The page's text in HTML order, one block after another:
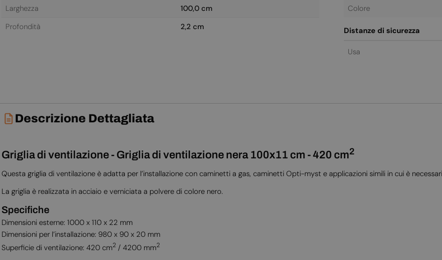
Larghezza
100,0 cm
Profondità
2,2 cm
Colore
Distanze di sicurezza
Usa
Descrizione Dettagliata
Griglia di ventilazione - Griglia di ventilazione nera 100x11 cm - 420 cm2
Questa griglia di ventilazione è adatta per l’installazione con caminetti a gas, caminetti Opti-myst e applicazioni simili in cui è
La griglia è realizzata in acciaio e verniciata a polvere di colore nero.
Specifiche
Dimensioni esterne: 1000 x 110 x 22 mm
Dimensioni per l’installazione: 980 x 90 x 20 mm
Superficie di ventilazione: 420 cm2/ 4200 mm2